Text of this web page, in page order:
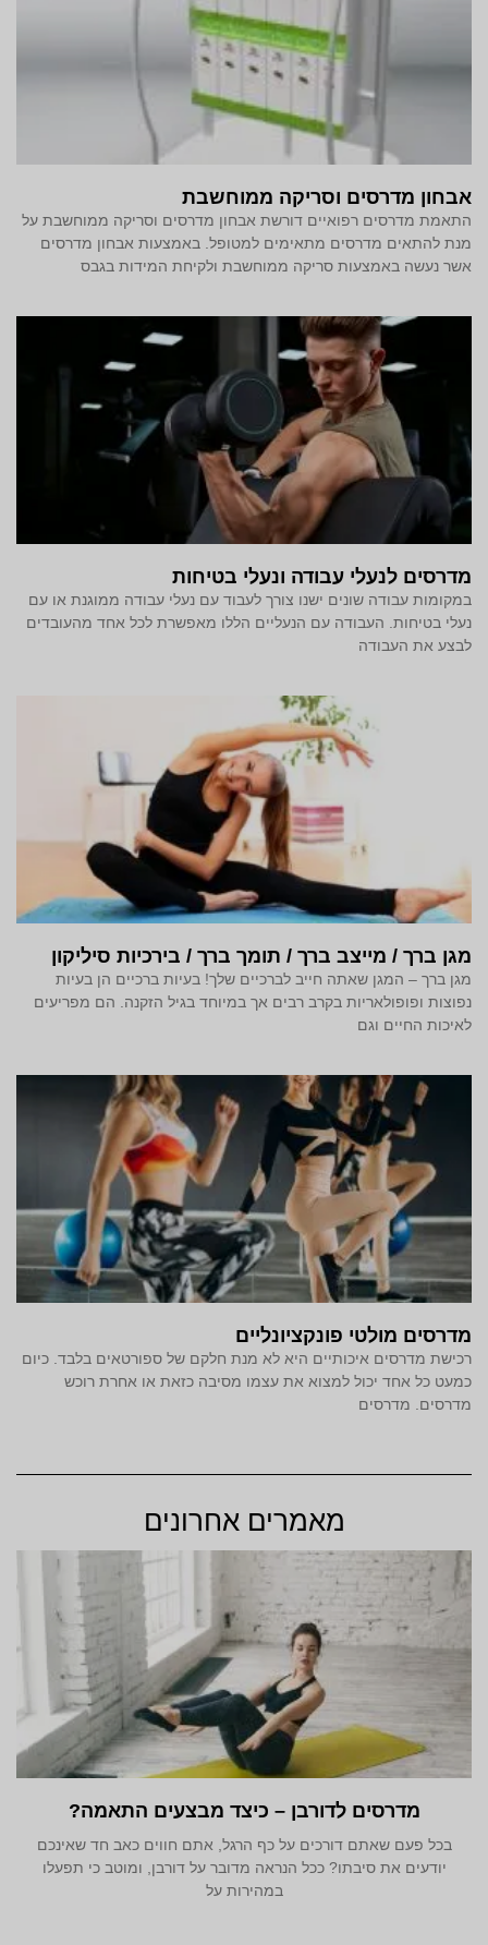
אבחון מדרסים וסריקה ממוחשבת
התאמת מדרסים רפואיים דורשת אבחון מדרסים וסריקה ממוחשבת על
מנת להתאים מדרסים מתאימים למטופל. באמצעות אבחון מדרסים
אשר נעשה באמצעות סריקה ממוחשבת ולקיחת המידות בגבס
מדרסים לנעלי עבודה ונעלי בטיחות
במקומות עבודה שונים ישנו צורך לעבוד עם נעלי עבודה ממוגנת או עם
נעלי בטיחות. העבודה עם הנעליים הללו מאפשרת לכל אחד מהעובדים
לבצע את העבודה
מגן ברך / מייצב ברך / תומך ברך / בירכיות סיליקון
מגן ברך – המגן שאתה חייב לברכיים שלך! בעיות ברכיים הן בעיות
נפוצות ופופולאריות בקרב רבים אך במיוחד בגיל הזקנה. הם מפריעים
לאיכות החיים וגם
מדרסים מולטי פונקציונליים
רכישת מדרסים איכותיים היא לא מנת חלקם של ספורטאים בלבד. כיום
כמעט כל אחד יכול למצוא את עצמו מסיבה כזאת או אחרת רוכש
מדרסים. מדרסים
מאמרים אחרונים
מדרסים לדורבן – כיצד מבצעים התאמה?
בכל פעם שאתם דורכים על כף הרגל, אתם חווים כאב חד שאינכם
יודעים את סיבתו? ככל הנראה מדובר על דורבן, ומוטב כי תפעלו
במהירות על